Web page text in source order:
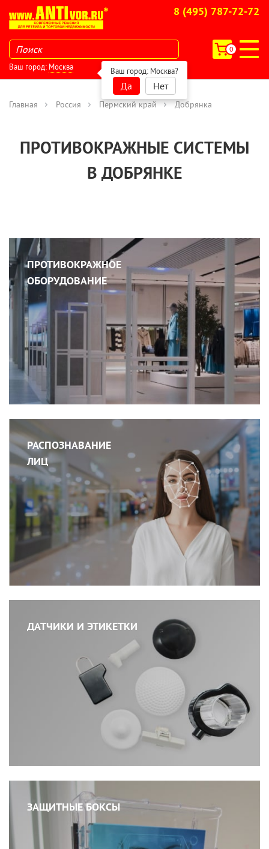
8 (495) 787-72-72
0
Ваш город: Москва Ваш город: Москва?
Да Нет
Главная Россия Пермский край Добрянка
ПРОТИВОКРАЖНЫЕ СИСТЕМЫ
В ДОБРЯНКЕ
ПРОТИВОКРАЖНОЕ
ОБОРУДОВАНИЕ
РАСПОЗНАВАНИЕ
ЛИЦ
ДАТЧИКИ И ЭТИКЕТКИ
ЗАЩИТНЫЕ БОКСЫ